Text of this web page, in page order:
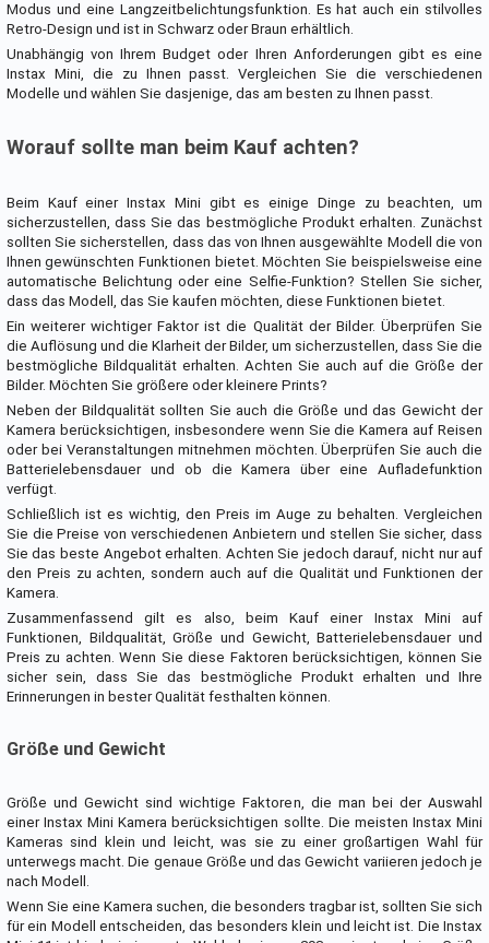
Modus und eine Langzeitbelichtungsfunktion. Es hat auch ein stilvolles
Retro-Design und ist in Schwarz oder Braun erhältlich.
Unabhängig von Ihrem Budget oder Ihren Anforderungen gibt es eine
Instax Mini, die zu Ihnen passt. Vergleichen Sie die verschiedenen
Modelle und wählen Sie dasjenige, das am besten zu Ihnen passt.
Worauf sollte man beim Kauf achten?
Beim Kauf einer Instax Mini gibt es einige Dinge zu beachten, um
sicherzustellen, dass Sie das bestmögliche Produkt erhalten. Zunächst
sollten Sie sicherstellen, dass das von Ihnen ausgewählte Modell die von
Ihnen gewünschten Funktionen bietet. Möchten Sie beispielsweise eine
automatische Belichtung oder eine Selfie-Funktion? Stellen Sie sicher,
dass das Modell, das Sie kaufen möchten, diese Funktionen bietet.
Ein weiterer wichtiger Faktor ist die Qualität der Bilder. Überprüfen Sie
die Auflösung und die Klarheit der Bilder, um sicherzustellen, dass Sie die
bestmögliche Bildqualität erhalten. Achten Sie auch auf die Größe der
Bilder. Möchten Sie größere oder kleinere Prints?
Neben der Bildqualität sollten Sie auch die Größe und das Gewicht der
Kamera berücksichtigen, insbesondere wenn Sie die Kamera auf Reisen
oder bei Veranstaltungen mitnehmen möchten. Überprüfen Sie auch die
Batterielebensdauer und ob die Kamera über eine Aufladefunktion
verfügt.
Schließlich ist es wichtig, den Preis im Auge zu behalten. Vergleichen
Sie die Preise von verschiedenen Anbietern und stellen Sie sicher, dass
Sie das beste Angebot erhalten. Achten Sie jedoch darauf, nicht nur auf
den Preis zu achten, sondern auch auf die Qualität und Funktionen der
Kamera.
Zusammenfassend gilt es also, beim Kauf einer Instax Mini auf
Funktionen, Bildqualität, Größe und Gewicht, Batterielebensdauer und
Preis zu achten. Wenn Sie diese Faktoren berücksichtigen, können Sie
sicher sein, dass Sie das bestmögliche Produkt erhalten und Ihre
Erinnerungen in bester Qualität festhalten können.
Größe und Gewicht
Größe und Gewicht sind wichtige Faktoren, die man bei der Auswahl
einer Instax Mini Kamera berücksichtigen sollte. Die meisten Instax Mini
Kameras sind klein und leicht, was sie zu einer großartigen Wahl für
unterwegs macht. Die genaue Größe und das Gewicht variieren jedoch je
nach Modell.
Wenn Sie eine Kamera suchen, die besonders tragbar ist, sollten Sie sich
für ein Modell entscheiden, das besonders klein und leicht ist. Die Instax